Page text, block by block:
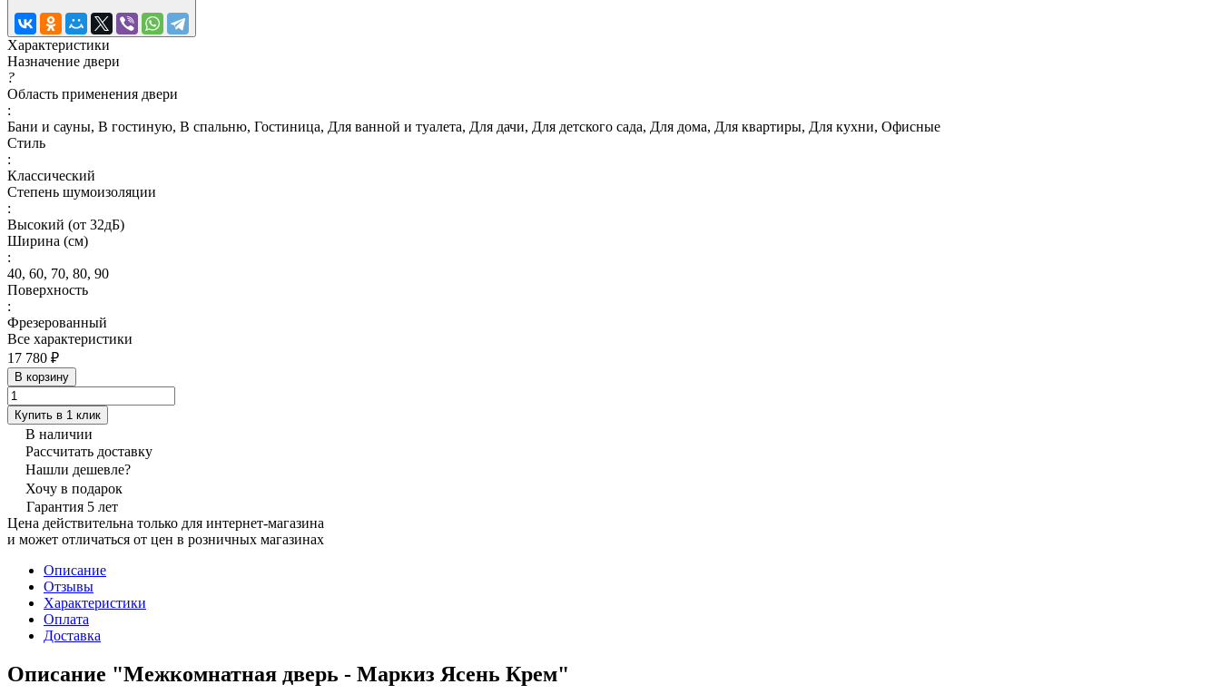
Характеристики
Назначение двери
?
Область применения двери
:
Бани и сауны, В гостиную, В спальню, Гостиница, Для ванной и туалета, Для дачи, Для детского сада, Для дома, Для квартиры, Для кухни, Офисные
Стиль
:
Классический
Степень шумоизоляции
:
Высокий (от 32дБ)
Ширина (см)
:
40, 60, 70, 80, 90
Поверхность
:
Фрезерованный
Все характеристики
17 780 ₽
В корзину
Купить в 1 клик
В наличии
Рассчитать доставку
Нашли дешевле?
Хочу в подарок
Гарантия 5 лет
Цена действительна только для интернет-магазина
и может отличаться от цен в розничных магазинах
Описание
Отзывы
Характеристики
Оплата
Доставка
Описание "Межкомнатная дверь - Маркиз Ясень Крем"